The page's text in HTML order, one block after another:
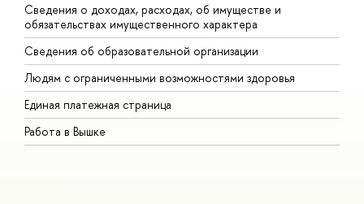
Сведения о доходах, расходах, об имуществе и
обязательствах имущественного характера
Сведения об образовательной организации
Людям с ограниченными возможностями здоровья
Единая платежная страница
Работа в Вышке